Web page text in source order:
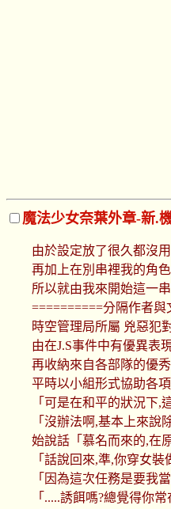
魔法少女奈葉外章-新.
由於設定放了很久都沒用
再加上在別串裡我的角
所以就由我來開始這一
==========分隔作者
時空管理局所屬 兇惡犯
由在J.S事件中有優異表
再收納來自各部隊的優
平時以小組形式協助各
「可是在和平的狀況下
「沒辦法啊,基本上來
始說話「慕名而來的,在
「話說回來,準,你穿女
「因為這次任務是要我
「.....誘餌嗎?總覺得你